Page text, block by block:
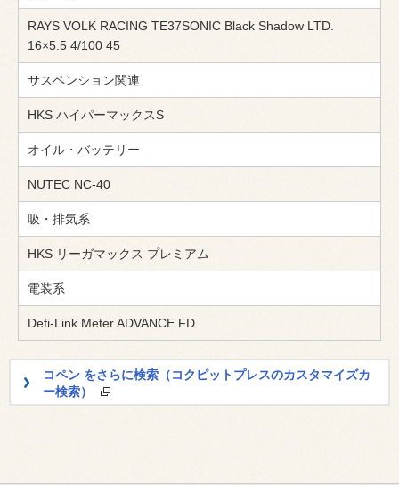
RAYS VOLK RACING TE37SONIC Black Shadow LTD.
16×5.5 4/100 45
サスペンション関連
HKS ハイパーマックスS
オイル・バッテリー
NUTEC NC-40
吸・排気系
HKS リーガマックス プレミアム
電装系
Defi-Link Meter ADVANCE FD
コペン をさらに検索（コクピットプレスのカスタマイズカ
ー検索）